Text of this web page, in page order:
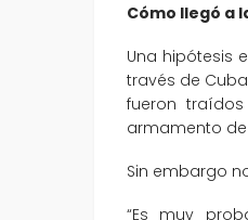
Cómo llegó a
Una hipótesis
través de
fueron
armamento
Sin embargo
“Es muy